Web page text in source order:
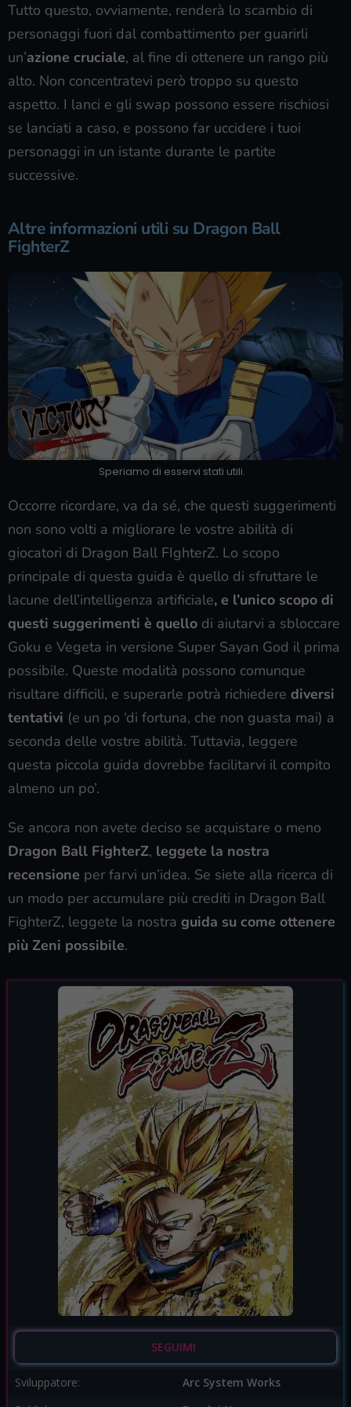
Tutto questo, ovviamente, renderà lo scambio di
personaggi fuori dal combattimento per guarirli
un’azione cruciale, al fine di ottenere un rango più
alto. Non concentratevi però troppo su questo
aspetto. I lanci e gli swap possono essere rischiosi
se lanciati a caso, e possono far uccidere i tuoi
personaggi in un istante durante le partite
successive.
Altre informazioni utili su Dragon Ball
FighterZ
Speriamo di esservi stati utili.
Occorre ricordare, va da sé, che questi suggerimenti
non sono volti a migliorare le vostre abilità di
giocatori di Dragon Ball FIghterZ. Lo scopo
principale di questa guida è quello di sfruttare le
lacune dell’intelligenza artificiale, e l’unico scopo di
questi suggerimenti è quello di aiutarvi a sbloccare
Goku e Vegeta in versione Super Sayan God il prima
possibile. Queste modalità possono comunque
risultare difficili, e superarle potrà richiedere diversi
tentativi (e un po ‘di fortuna, che non guasta mai) a
seconda delle vostre abilità. Tuttavia, leggere
questa piccola guida dovrebbe facilitarvi il compito
almeno un po’.
Se ancora non avete deciso se acquistare o meno
Dragon Ball FighterZ, leggete la nostra
recensione per farvi un’idea. Se siete alla ricerca di
un modo per accumulare più crediti in Dragon Ball
FighterZ, leggete la nostra guida su come ottenere
più Zeni possibile.
SEGUIMI
Sviluppatore:
Arc System Works